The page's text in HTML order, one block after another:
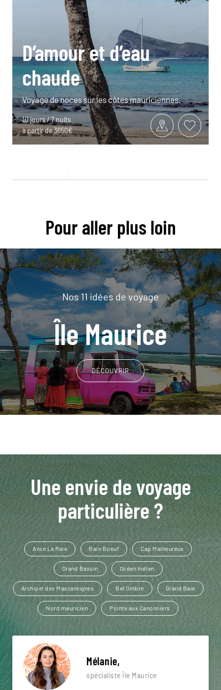
D’amour et d’eau
chaude
Voyage de noces sur les côtes mauriciennes.
10 jours / 7 nuits
à partir de 3650€
Pour aller plus loin
Nos 11 idées de voyage
Île Maurice
DÉCOUVRIR
Une envie de voyage
particulière ?
Anse La Raie Bain Boeuf Cap Malheureux
Grand Bassin Océan Indien
Archipel des Mascareignes Bel Ombre Grand Baie
Nord mauricien Pointe aux Canonniers
Mélanie,
spécialiste Île Maurice